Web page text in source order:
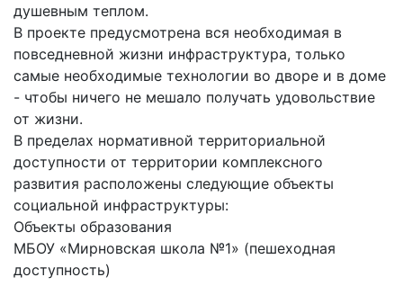
душевным теплом.
В проекте предусмотрена вся необходимая в
повседневной жизни инфраструктура, только
самые необходимые технологии во дворе и в доме
- чтобы ничего не мешало получать удовольствие
от жизни.
В пределах нормативной территориальной
доступности от территории комплексного
развития расположены следующие объекты
социальной инфраструктуры:
Объекты образования
МБОУ «Мирновская школа №1» (пешеходная
доступность)